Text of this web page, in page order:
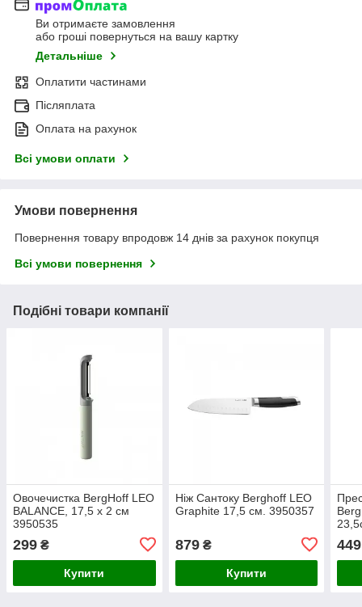
Ви отримаєте замовлення
або гроші повернуться на вашу картку
Детальніше
Оплатити частинами
Післяплата
Оплата на рахунок
Всі умови оплати
Умови повернення
Повернення товару впродовж 14 днів за рахунок покупця
Всі умови повернення
Подібні товари компанії
Овочечистка BergHoff LEO
BALANCE, 17,5 х 2 см
3950535
299 ₴
Купити
Ніж Сантоку Berghoff LEO
Graphite 17,5 см. 3950357
879₴
Купити
449